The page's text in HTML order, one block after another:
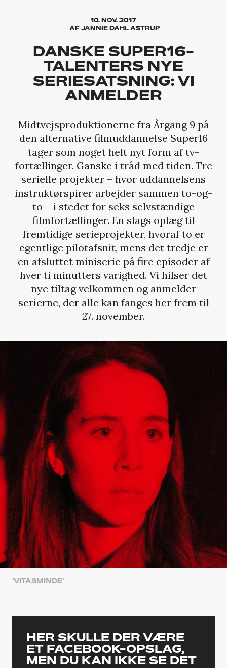
10. NOV. 2017
AFJANNIE DAHL ASTRUP
DANSKE SUPER16-
TALENTERS NYE
SERIESATSNING: VI
ANMELDER
Midtvejsproduktionerne fra Årgang 9 på
den alternative filmuddannelse Super16
tager som noget helt nyt form af tv-
fortællinger. Ganske i tråd med tiden. Tre
serielle projekter – hvor uddannelsens
instruktørspirer arbejder sammen to-og-
to – i stedet for seks selvstændige
filmfortællinger. En slags oplæg til
fremtidige serieprojekter, hvoraf to er
egentlige pilotafsnit, mens det tredje er
en afsluttet miniserie på fire episoder af
hver ti minutters varighed. Vi hilser det
nye tiltag velkommen og anmelder
serierne, der alle kan fanges her frem til
27. november.
'VITASMINDE'
HER SKULLE DER VÆRE
ET FACEBOOK-OPSLAG,
MEN DU KAN IKKE SE DET